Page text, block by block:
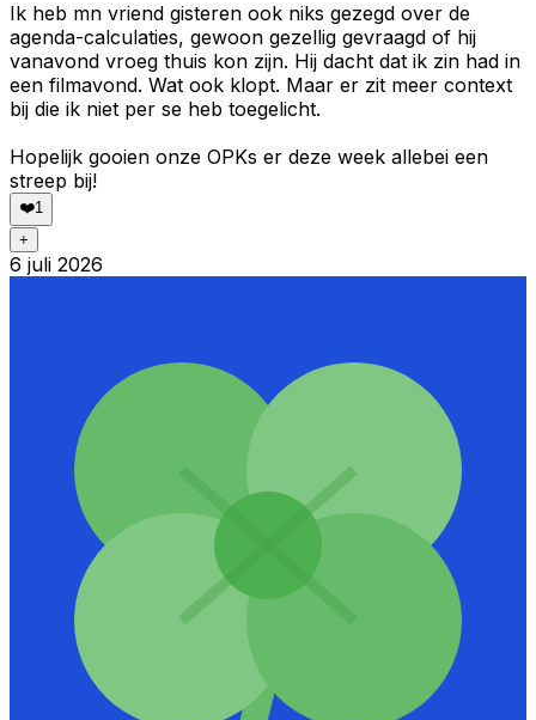
Ik heb mn vriend gisteren ook niks gezegd over de
agenda-calculaties, gewoon gezellig gevraagd of hij
vanavond vroeg thuis kon zijn. Hij dacht dat ik zin had in
een filmavond. Wat ook klopt. Maar er zit meer context
bij die ik niet per se heb toegelicht.
Hopelijk gooien onze OPKs er deze week allebei een
streep bij!
❤️1
+
6 juli 2026